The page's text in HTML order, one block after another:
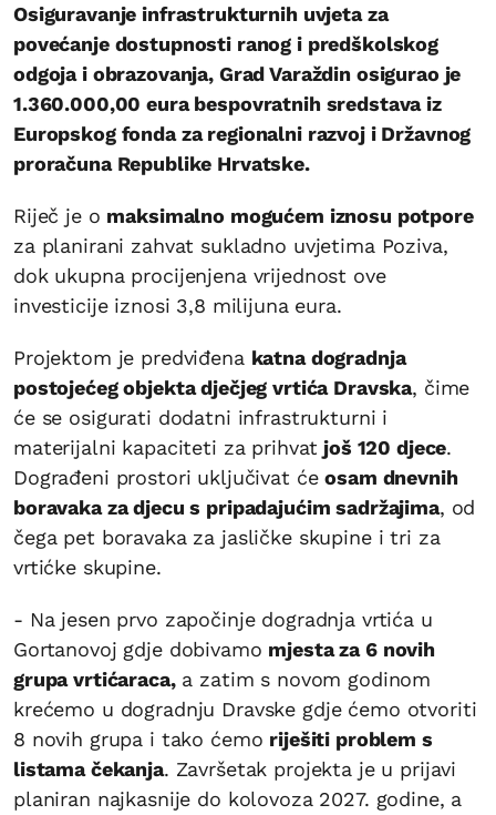
Osiguravanje infrastrukturnih uvjeta za
povećanje dostupnosti ranog i predškolskog
odgoja i obrazovanja, Grad Varaždin osigurao je
1.360.000,00 eura bespovratnih sredstava iz
Europskog fonda za regionalni razvoj i Državnog
proračuna Republike Hrvatske.
Riječ je o maksimalno mogućem iznosu potpore
za planirani zahvat sukladno uvjetima Poziva,
dok ukupna procijenjena vrijednost ove
investicije iznosi 3,8 milijuna eura.
Projektom je predviđena katna dogradnja
postojećeg objekta dječjeg vrtića Dravska, čime
će se osigurati dodatni infrastrukturni i
materijalni kapaciteti za prihvat još 120 djece.
Dograđeni prostori uključivat ćeosam dnevnih
boravaka za djecu s pripadajućim sadržajima, od
čega pet boravaka za jasličke skupine i tri za
vrtićke skupine.
- Na jesen prvo započinje dogradnja vrtića u
Gortanovoj gdje dobivamo mjesta za 6 novih
grupa vrtićaraca,a zatim s novom godinom
krećemo u dogradnju Dravske gdje ćemo otvoriti
8 novih grupa i tako ćemo riješiti problem s
listama čekanja. Završetak projekta je u prijavi
planiran najkasnije do kolovoza 2027. godine, a